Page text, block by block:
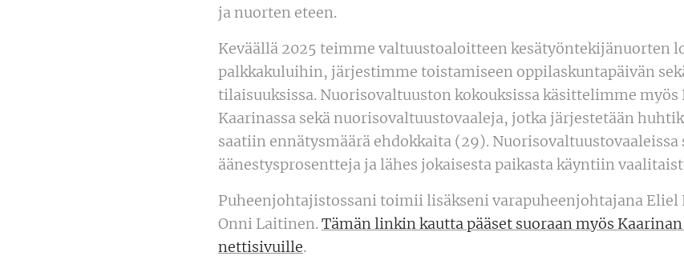
ja nuorten eteen.
Keväällä 2025 teimme valtuustoaloitteen kesätyöntekijänuorten
palkkakuluihin, järjestimme toistamiseen oppilaskuntapäivän
tilaisuuksissa. Nuorisovaltuuston kokouksissa käsittelimme
Kaarinassa sekä nuorisovaltuustovaaleja, jotka järjestetään
saatiin ennätysmäärä ehdokkaita (29).
äänestysprosentteja ja lähes jokaisesta paikasta käyntiin
Puheenjohtajistossani toimii lisäkseni varapuheenjohtajana Eliel
Onni Laitinen. Tämän linkin kautta pääset suoraan myös
nettisivuille.